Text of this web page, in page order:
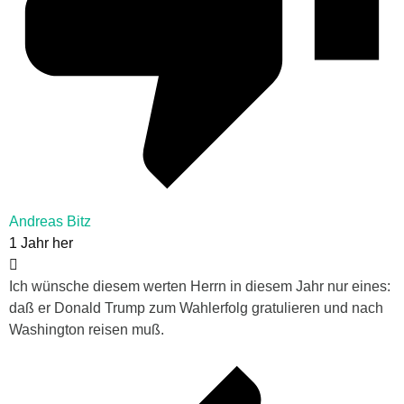
Andreas Bitz
1 Jahr her
Ich wünsche diesem werten Herrn in diesem Jahr nur eines:
daß er Donald Trump zum Wahlerfolg gratulieren und nach
Washington reisen muß.